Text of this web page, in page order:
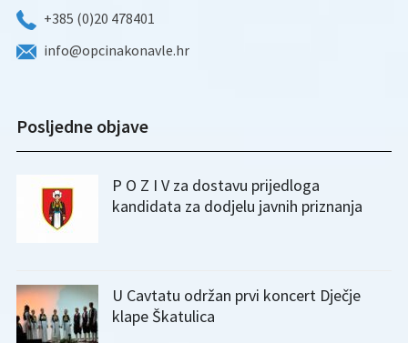
+385 (0)20 478401
info@opcinakonavle.hr
Posljedne objave
P O Z I V za dostavu prijedloga
kandidata za dodjelu javnih priznanja
U Cavtatu održan prvi koncert Dječje
klape Škatulica